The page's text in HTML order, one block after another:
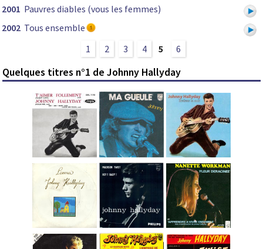
2001 Pauvres diables (vous les femmes)
2002 Tous ensemble
1
2 3 4 5 6
Quelques titres n°1 de Johnny Hallyday